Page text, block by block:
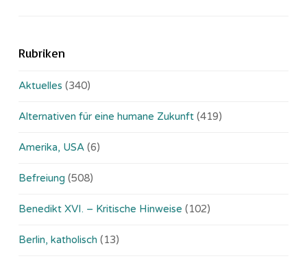
Rubriken
Aktuelles (340)
Alternativen für eine humane Zukunft (419)
Amerika, USA (6)
Befreiung (508)
Benedikt XVI. – Kritische Hinweise (102)
Berlin, katholisch (13)